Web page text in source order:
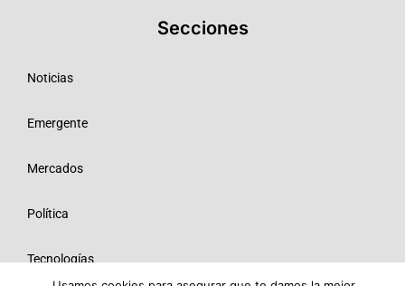
Secciones
Noticias
Emergente
Mercados
Política
Tecnologías